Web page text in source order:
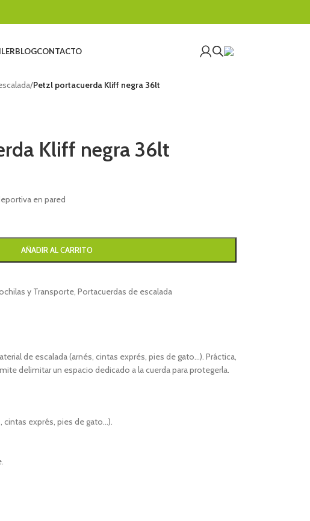
BLOGCONTACTO
/Petzl portacuerda Kliff negra 36lt
Kliff negra 36lt
en pared
AÑADIR AL CARRITO
y Transporte, Portacuerdas de escalada
de escalada (arnés, cintas exprés, pies de gato…). Práctica,
delimitar un espacio dedicado a la cuerda para protegerla.
exprés, pies de gato…).